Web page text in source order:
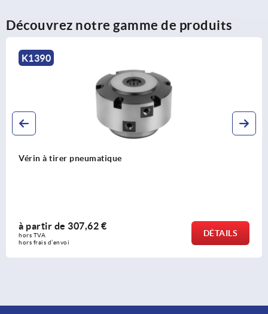
Découvrez notre gamme de produits
DÉTAILS
Vérin à visser hydraulique à double
174,97 €